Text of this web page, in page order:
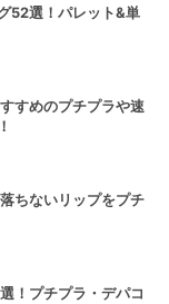
52選！パレット&単
すめのプチプラや速
ちないリップをプチ
！プチプラ・デパコ